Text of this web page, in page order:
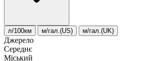
л/100км м/гал.(US) м/гал.(UK)
Джерело
Середнє
Міський